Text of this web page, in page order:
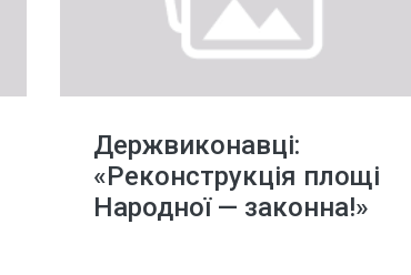
Держвиконавці:
«Реконструкція площі
Народної — законна!»